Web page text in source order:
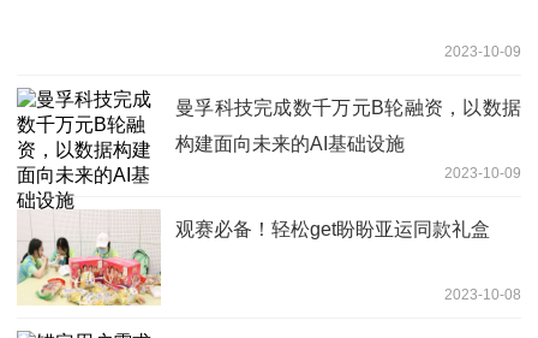
2023-10-09
曼孚科技完成数千万元B轮融资，以数据
构建面向未来的AI基础设施
2023-10-09
观赛必备！轻松get盼盼亚运同款礼盒
2023-10-08